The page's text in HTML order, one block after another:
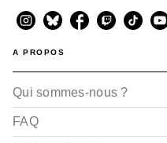
A PROPOS
Qui sommes-nous ?
FAQ